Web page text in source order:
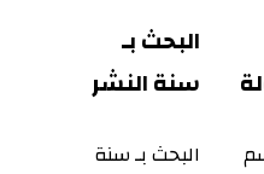
البحث بـ
سنة النشر
البحث بـ سنة